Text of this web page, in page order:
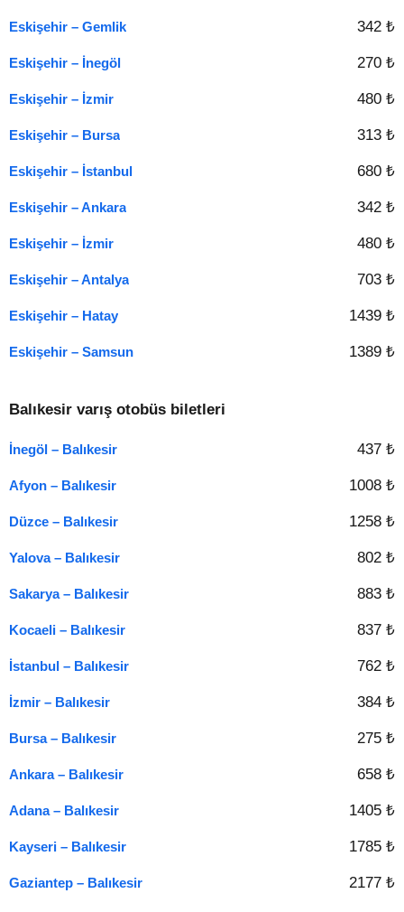
Eskişehir – Gemlik 342 ₺
Eskişehir – İnegöl 270 ₺
Eskişehir – İzmir 480 ₺
Eskişehir – Bursa 313 ₺
Eskişehir – İstanbul 680 ₺
Eskişehir – Ankara 342 ₺
Eskişehir – İzmir 480 ₺
Eskişehir – Antalya 703 ₺
Eskişehir – Hatay 1439 ₺
Eskişehir – Samsun 1389 ₺
Balıkesir varış otobüs biletleri
İnegöl – Balıkesir 437 ₺
Afyon – Balıkesir 1008 ₺
Düzce – Balıkesir 1258 ₺
Yalova – Balıkesir 802 ₺
Sakarya – Balıkesir 883 ₺
Kocaeli – Balıkesir 837 ₺
İstanbul – Balıkesir 762 ₺
İzmir – Balıkesir 384 ₺
Bursa – Balıkesir 275 ₺
Ankara – Balıkesir 658 ₺
Adana – Balıkesir 1405 ₺
Kayseri – Balıkesir 1785 ₺
Gaziantep – Balıkesir 2177 ₺